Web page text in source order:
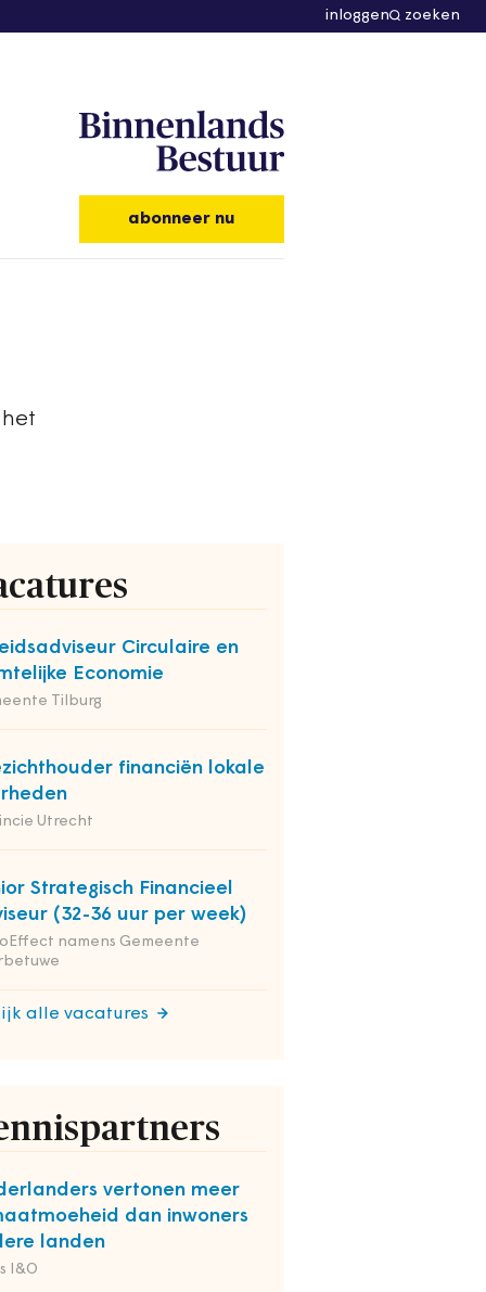
inloggen zoeken
abonneer nu
Circulaire en
Economie
Tilburg
financiën lokale
Utrecht
Strategisch Financieel
(32-36 uur per week)
namens Gemeente
alle vacatures
vertonen meer
dan inwoners
landen
I&O